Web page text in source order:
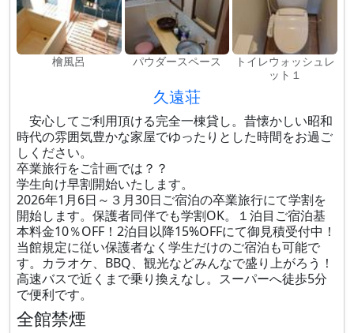
檜風呂 パウダースペース
トイレウォッシュレ
ット１
久遠荘
安心してご利用頂ける完全一棟貸し。昔懐かしい昭和
時代の雰囲気豊かな家屋でゆったりとした時間をお過ご
しください。
卒業旅行をご計画では？？
学生向け早割開始いたします。
2026年1月6日～３月30日ご宿泊の卒業旅行にて学割を
開始します。保護者同伴でも学割OK。１泊目ご宿泊基
本料金10％OFF！2泊目以降15%OFFにて御見積受付中！
当館規定に従い保護者なく学生だけのご宿泊も可能で
す。カラオケ、BBQ、観光などみんなで盛り上がろう！
高速バスで近くまで乗り換えなし。スーパーへ徒歩5分
で便利です。
全館禁煙